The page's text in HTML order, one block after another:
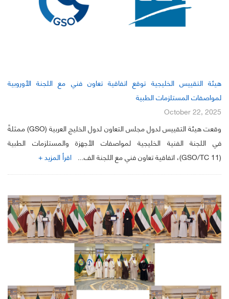
هيئة التقييس الخليجية توقع اتفاقية تعاون فني مع اللجنة الأوروبية
لمواصفات المستلزمات الطبية
October 22, 2025
وقعت هيئة التقييس لدول مجلس التعاون لدول الخليج العربية (GSO) ممثلةً
في اللجنة الفنية الخليجية لمواصفات الأجهزة والمستلزمات الطبية
(GSO/TC 11)، اتفاقية تعاون فني مع اللجنة الف...
اقرأ المزيد +